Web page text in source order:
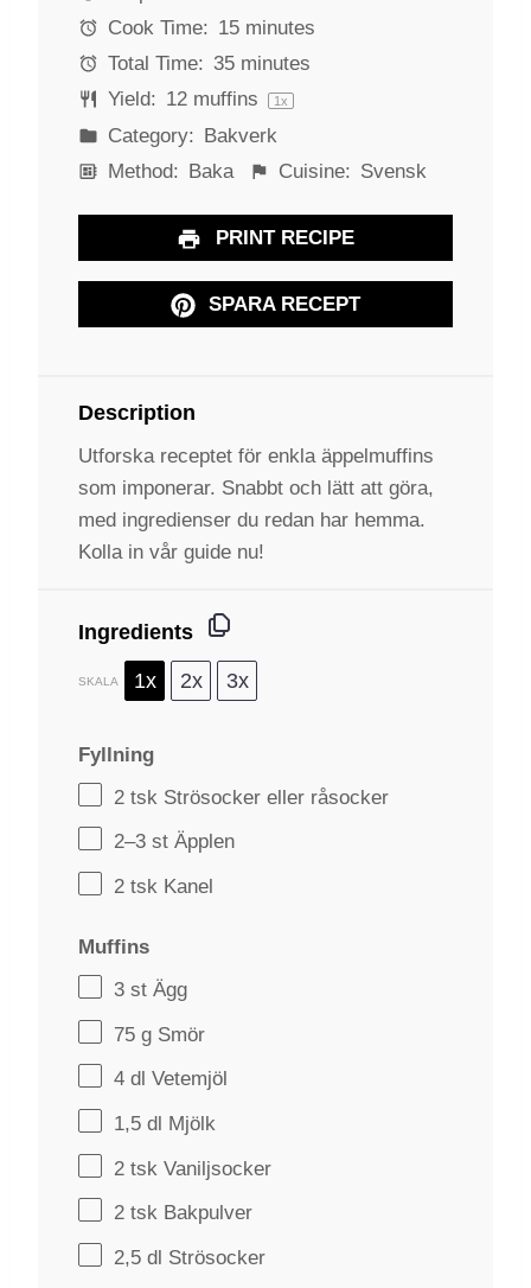
r
r
s
r
s
r
s
Cook Time: 15 minutes
Total Time: 35 minutes
Yield: 12muffins 1x
Category: Bakverk
Method: Baka Cuisine: Svensk
PRINT RECIPE
SPARA RECEPT
Description
Utforska receptet för enkla äppelmuffins
som imponerar. Snabbt och lätt att göra,
med ingredienser du redan har hemma.
Kolla in vår guide nu!
Ingredients
SKALA 1x 2x 3x
Fyllning
2 tsk Strösocker eller råsocker
2–3 st Äpplen
2 tsk Kanel
Muffins
3 st Ägg
75 g Smör
4 dl Vetemjöl
1,5 dl Mjölk
2 tsk Vaniljsocker
2 tsk Bakpulver
2,5 dl Strösocker